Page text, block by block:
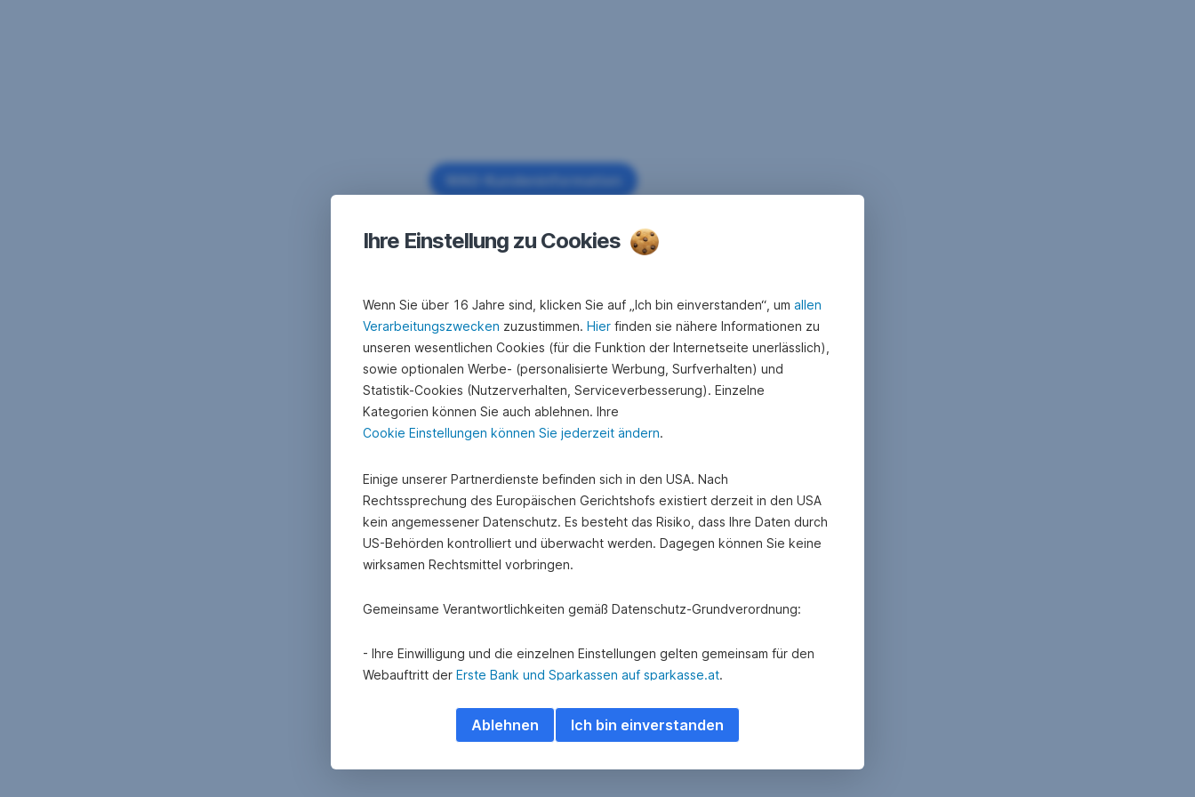
in
neuem
Ihre Einstellung zu Cookies
Wenn Sie über 16 Jahre sind, klicken Sie auf „Ich bin einverstanden“, um allen
Verarbeitungszwecken zuzustimmen. Hier finden sie nähere Informationen zu
unseren wesentlichen Cookies (für die Funktion der Internetseite unerlässlich),
sowie optionalen Werbe- (personalisierte Werbung, Surfverhalten) und
Statistik-Cookies (Nutzerverhalten, Serviceverbesserung). Einzelne
Kategorien können Sie auch ablehnen. Ihre
Cookie Einstellungen können Sie jederzeit ändern.
Einige unserer Partnerdienste befinden sich in den USA. Nach
Rechtssprechung des Europäischen Gerichtshofs existiert derzeit in den USA
kein angemessener Datenschutz. Es besteht das Risiko, dass Ihre Daten durch
US-Behörden kontrolliert und überwacht werden. Dagegen können Sie keine
wirksamen Rechtsmittel vorbringen.
Gemeinsame Verantwortlichkeiten gemäß Datenschutz-Grundverordnung:
- Ihre Einwilligung und die einzelnen Einstellungen gelten gemeinsam für den
Webauftritt der Erste Bank und Sparkassen auf sparkasse.at.
- Mit Adform A/S besteht eine gemeinsame Verantwortlichkeit hinsichtlich
Erhebung und Übermittlung personenbezogener Daten über das Adform
Ich bin einverstanden
Ablehnen